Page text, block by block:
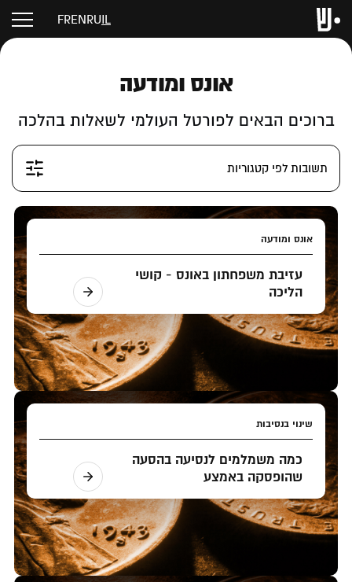
IL
RU
EN
FR
אונס ומודעה
ברוכים הבאים לפורטל העולמי לשאלות בהלכה
תשובות לפי קטגוריות
אונס ומודעה
עזיבת משפחתון באונס - קושי
הליכה
שינוי בנסיבות
כמה משמלמים לנסיעה בהסעה
שהופסקה באמצע